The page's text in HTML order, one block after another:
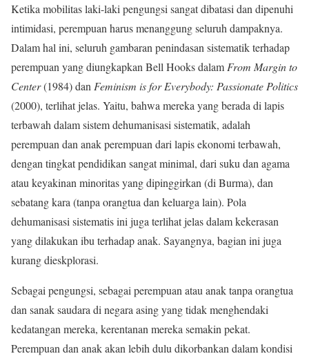
Ketika mobilitas laki-laki pengungsi sangat dibatasi dan dipenuhi
intimidasi, perempuan harus menanggung seluruh dampaknya.
Dalam hal ini, seluruh gambaran penindasan sistematik terhadap
perempuan yang diungkapkan Bell Hooks dalam From Margin to
Center(1984) dan Feminism is for Everybody: Passionate Politics
(2000), terlihat jelas. Yaitu, bahwa mereka yang berada di lapis
terbawah dalam sistem dehumanisasi sistematik, adalah
perempuan dan anak perempuan dari lapis ekonomi terbawah,
dengan tingkat pendidikan sangat minimal, dari suku dan agama
atau keyakinan minoritas yang dipinggirkan (di Burma), dan
sebatang kara (tanpa orangtua dan keluarga lain). Pola
dehumanisasi sistematis ini juga terlihat jelas dalam kekerasan
yang dilakukan ibu terhadap anak. Sayangnya, bagian ini juga
kurang dieskplorasi.
Sebagai pengungsi, sebagai perempuan atau anak tanpa orangtua
dan sanak saudara di negara asing yang tidak menghendaki
kedatangan mereka, kerentanan mereka semakin pekat.
Perempuan dan anak akan lebih dulu dikorbankan dalam kondisi